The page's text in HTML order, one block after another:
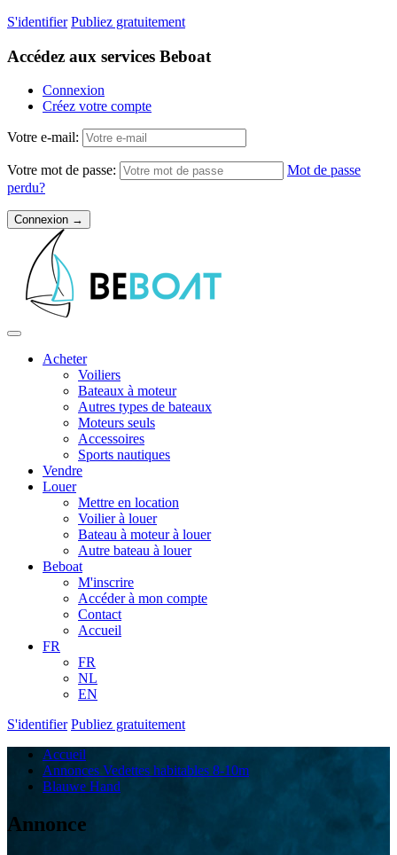
S'identifier Publiez gratuitement
Accédez aux services Beboat
Connexion
Créez votre compte
Votre e-mail:
Votre mot de passe:
Mot de passe
perdu?
Acheter
Voiliers
Bateaux à moteur
Autres types de bateaux
Moteurs seuls
Accessoires
Sports nautiques
Vendre
Louer
Mettre en location
Voilier à louer
Bateau à moteur à louer
Autre bateau à louer
Beboat
M'inscrire
Accéder à mon compte
Contact
Accueil
FR
FR
NL
EN
S'identifier Publiez gratuitement
Accueil
Annonces Vedettes habitables 8-10m
Blauwe Hand
Annonce